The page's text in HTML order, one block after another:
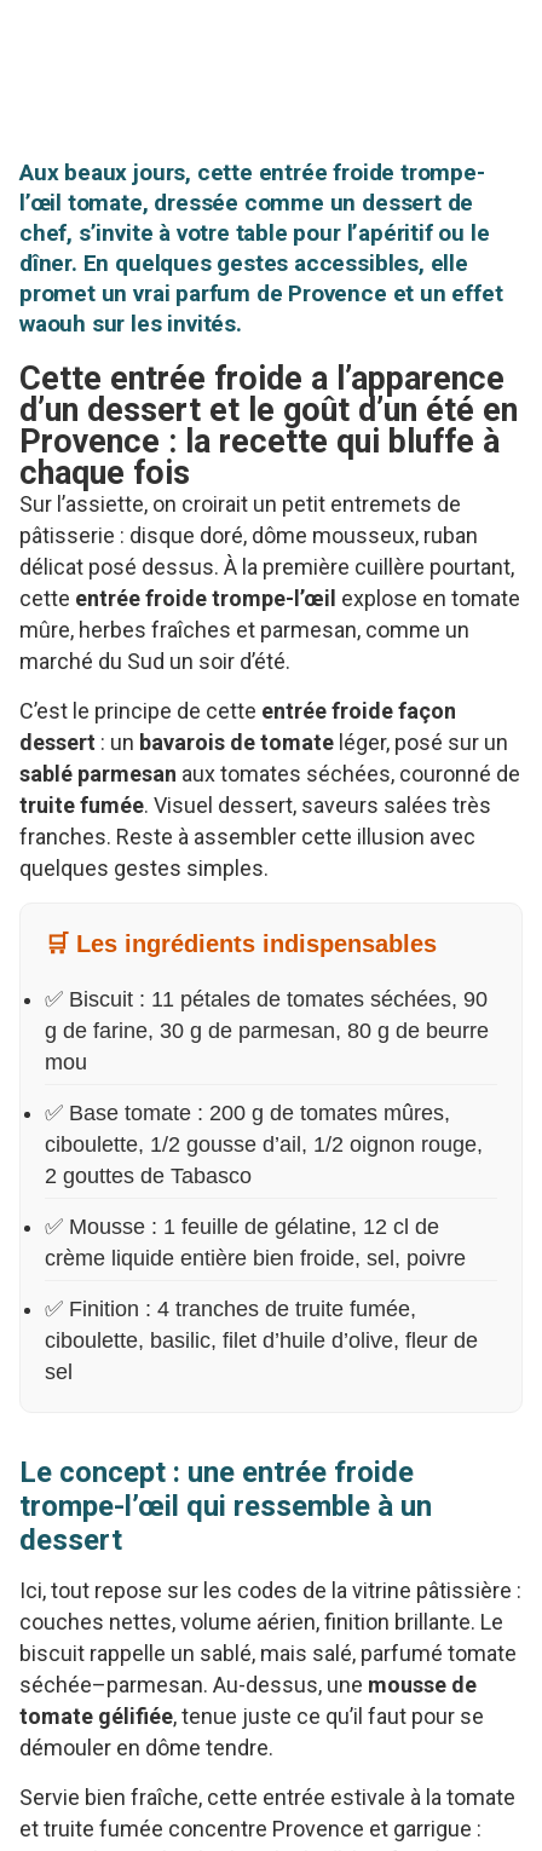
Aux beaux jours, cette entrée froide trompe-
l’œil tomate, dressée comme un dessert de
chef, s’invite à votre table pour l’apéritif ou le
dîner. En quelques gestes accessibles, elle
promet un vrai parfum de Provence et un effet
waouh sur les invités.
Cette entrée froide a l’apparence
d’un dessert et le goût d’un été en
Provence : la recette qui bluffe à
chaque fois
Sur l’assiette, on croirait un petit entremets de
pâtisserie : disque doré, dôme mousseux, ruban
délicat posé dessus. À la première cuillère pourtant,
cette entrée froide trompe-l’œil explose en tomate
mûre, herbes fraîches et parmesan, comme un
marché du Sud un soir d’été.
C’est le principe de cette entrée froide façon
dessert : un bavarois de tomate léger, posé sur un
sablé parmesan aux tomates séchées, couronné de
truite fumée. Visuel dessert, saveurs salées très
franches. Reste à assembler cette illusion avec
quelques gestes simples.
🛒 Les ingrédients indispensables
✅ Biscuit : 11 pétales de tomates séchées, 90
g de farine, 30 g de parmesan, 80 g de beurre
mou
✅ Base tomate : 200 g de tomates mûres,
ciboulette, 1/2 gousse d’ail, 1/2 oignon rouge,
2 gouttes de Tabasco
✅ Mousse : 1 feuille de gélatine, 12 cl de
crème liquide entière bien froide, sel, poivre
✅ Finition : 4 tranches de truite fumée,
ciboulette, basilic, filet d’huile d’olive, fleur de
sel
Le concept : une entrée froide
trompe-l’œil qui ressemble à un
dessert
Ici, tout repose sur les codes de la vitrine pâtissière :
couches nettes, volume aérien, finition brillante. Le
biscuit rappelle un sablé, mais salé, parfumé tomate
séchée–parmesan. Au-dessus, une mousse de
tomate gélifiée, tenue juste ce qu’il faut pour se
démouler en dôme tendre.
Servie bien fraîche, cette entrée estivale à la tomate
et truite fumée concentre Provence et garrigue :